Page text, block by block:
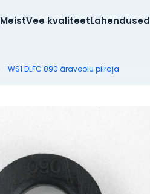
MeistVee kvaliteetLahendused
WS1 DLFC 090 äravoolu piiraja